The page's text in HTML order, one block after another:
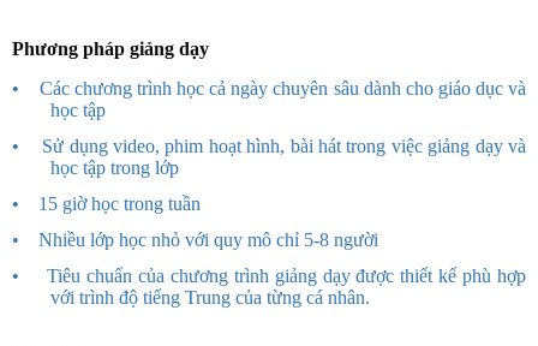
Phương pháp giảng dạy
•
Các chương trình học cả ngày chuyên sâu dành cho giáo dục và
học tập
•
Sử dụng video, phim hoạt hình, bài hát trong việc giảng dạy và
học tập trong lớp
•
15 giờ học trong tuần
•
Nhiều lớp học nhỏ với quy mô chỉ 5-8 người
•
Tiêu chuẩn của chương trình giảng dạy được thiết kế phù hợp
với trình độ tiếng Trung của từng cá nhân.